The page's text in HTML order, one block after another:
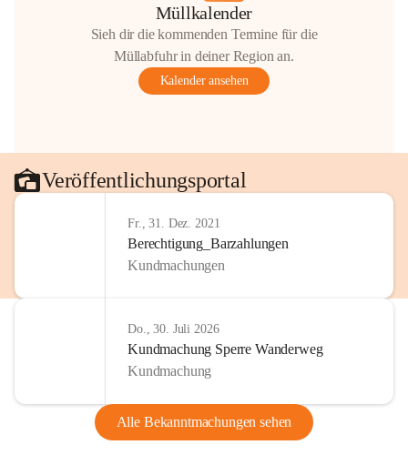
Müllkalender
Sieh dir die kommenden Termine für die
Müllabfuhr in deiner Region an.
Kalender ansehen
Veröffentlichungsportal
Fr., 31. Dez. 2021
Berechtigung_Barzahlungen
Kundmachungen
Do., 30. Juli 2026
Kundmachung Sperre Wanderweg
Kundmachung
Alle Bekanntmachungen sehen